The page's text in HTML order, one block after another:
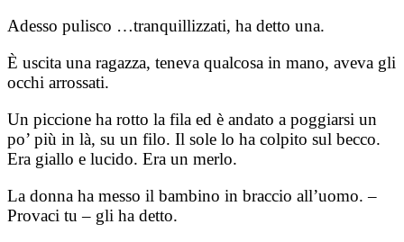
Adesso pulisco …tranquillizzati, ha detto una.
È uscita una ragazza, teneva qualcosa in mano, aveva gli
occhi arrossati.
Un piccione ha rotto la fila ed è andato a poggiarsi un
po’ più in là, su un filo. Il sole lo ha colpito sul becco.
Era giallo e lucido. Era un merlo.
La donna ha messo il bambino in braccio all’uomo. –
Provaci tu – gli ha detto.